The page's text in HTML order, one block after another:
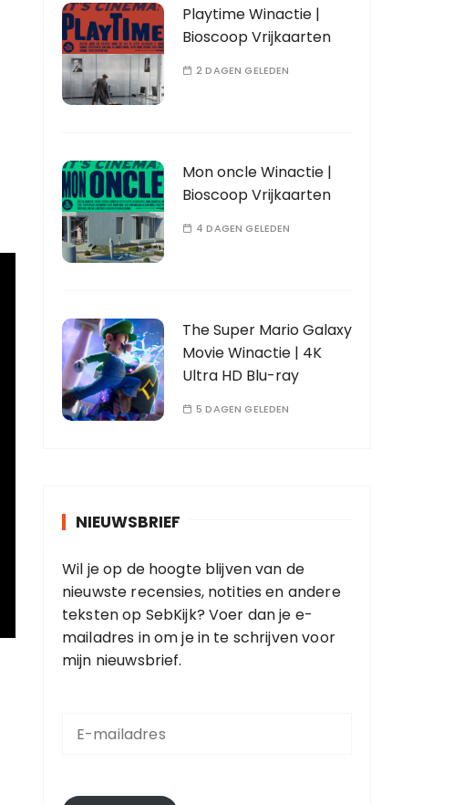
Playtime Winactie |
Bioscoop Vrijkaarten
2 DAGEN GELEDEN
Mon oncle Winactie |
Bioscoop Vrijkaarten
4 DAGEN GELEDEN
The Super Mario Galaxy
Movie Winactie | 4K
Ultra HD Blu-ray
5 DAGEN GELEDEN
NIEUWSBRIEF
Wil je op de hoogte blijven van de
nieuwste recensies, notities en andere
teksten op SebKijk? Voer dan je e-
mailadres in om je in te schrijven voor
mijn nieuwsbrief.